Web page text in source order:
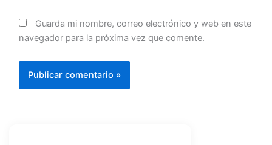
Guarda mi nombre, correo electrónico y web en este
navegador para la próxima vez que comente.